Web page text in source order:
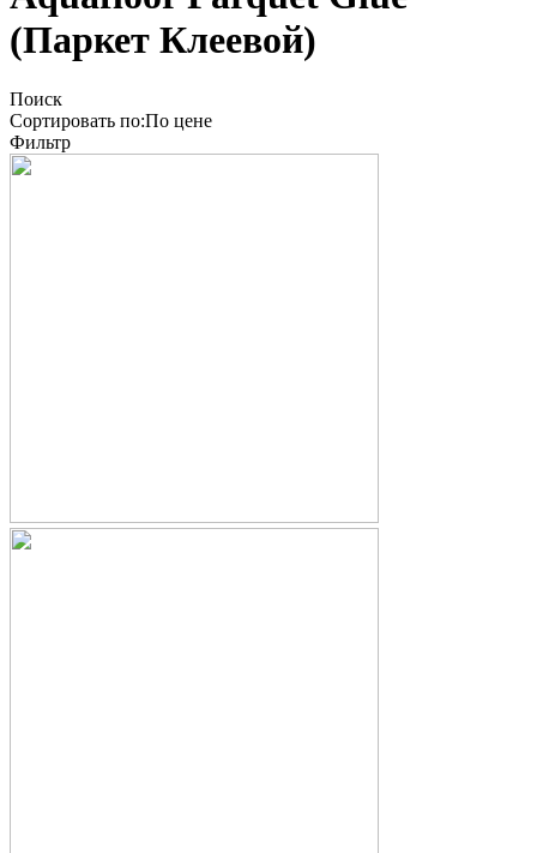
(Паркет Клеевой)
Поиск
Сортировать по:По цене
Фильтр